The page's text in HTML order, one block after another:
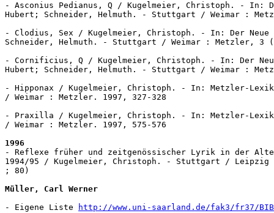
- Asconius Pedianus, Q / Kugelmeier, Christoph. - In:
Hubert; Schneider, Helmuth. - Stuttgart / Weimar :
- Clodius, Sex / Kugelmeier, Christoph. - In: Der
Schneider, Helmuth. - Stuttgart / Weimar : Metzler, 3
- Cornificius, Q / Kugelmeier, Christoph. - In: Der
Hubert; Schneider, Helmuth. - Stuttgart / Weimar :
- Hipponax / Kugelmeier, Christoph. - In: Metzler-
/ Weimar : Metzler. 1997, 327-328
- Praxilla / Kugelmeier, Christoph. - In: Metzler-
/ Weimar : Metzler. 1997, 575-576
1996
- Reflexe früher und zeitgenössischer Lyrik in der
1994/95 / Kugelmeier, Christoph. - Stuttgart / Leipzig
; 80)
Müller, Carl Werner
- Eigene Liste
http://www.uni-saarland.de/fak3/fr37/